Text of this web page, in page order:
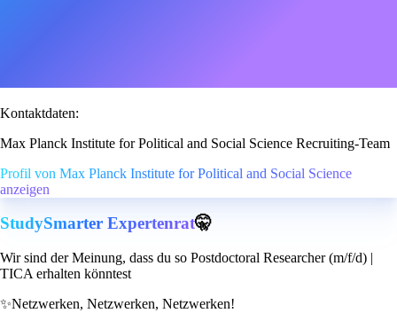
Kontaktdaten:
Max Planck Institute for Political and Social Science Recruiting-Team
Profil von Max Planck Institute for Political and Social Science
anzeigen
StudySmarter Expertenrat🤫
Wir sind der Meinung, dass du so Postdoctoral Researcher (m/f/d) |
TICA erhalten könntest
✨Netzwerken, Netzwerken, Netzwerken!